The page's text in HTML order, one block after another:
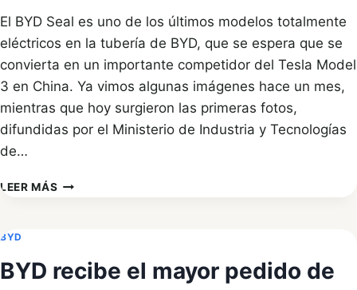
EN
764%
El BYD Seal es uno de los últimos modelos totalmente
eléctricos en la tubería de BYD, que se espera que se
convierta en un importante competidor del Tesla Model
3 en China. Ya vimos algunas imágenes hace un mes,
mientras que hoy surgieron las primeras fotos,
difundidas por el Ministerio de Industria y Tecnologías
de…
LEER MÁS MIIT
BYD
BYD
BYD recibe el mayor pedido de